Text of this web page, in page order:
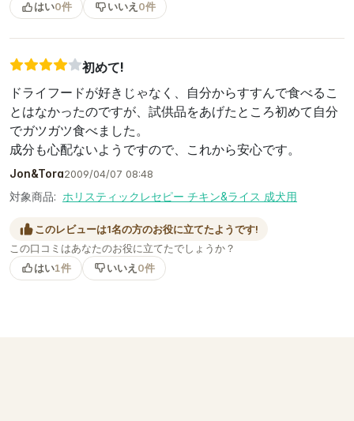
はい0件 いいえ 0件
初めて!
ドライフードが好きじゃなく、自分からすすんで食べるこ
とはなかったのですが、試供品をあげたところ初めて自分
でガツガツ食べました。
成分も心配ないようですので、これから安心です。
Jon&Tora2009/04/07 08:48
対象商品: ホリスティックレセピー チキン&ライス 成犬用
このレビューは1名の方のお役に立てたようです!
この口コミはあなたのお役に立てたでしょうか？
はい1件 いいえ 0件